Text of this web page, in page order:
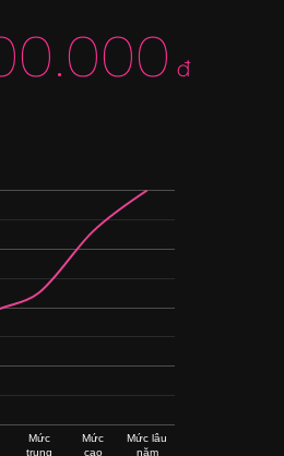
đ
Mức
trung
Mức
cao
Mức lâu
năm